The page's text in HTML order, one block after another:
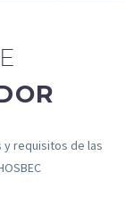
y requisitos de las